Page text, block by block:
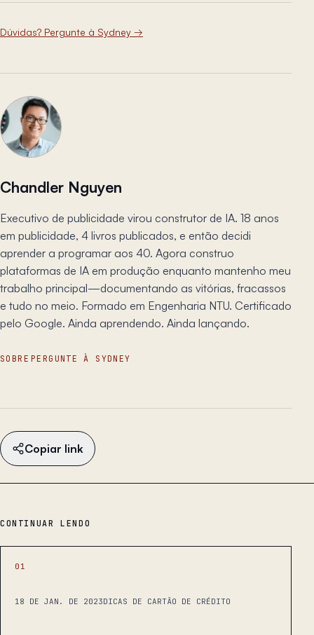
Dúvidas? Pergunte à Sydney →
Chandler Nguyen
Executivo de publicidade virou construtor de IA. 18 anos
em publicidade, 4 livros publicados, e então decidi
aprender a programar aos 40. Agora construo
plataformas de IA em produção enquanto mantenho meu
trabalho principal—documentando as vitórias, fracassos
e tudo no meio. Formado em Engenharia NTU. Certificado
pelo Google. Ainda aprendendo. Ainda lançando.
SOBRE PERGUNTE À SYDNEY
Copiar link
CONTINUAR LENDO
01
18 DE JAN. DE 2023DICAS DE CARTÃO DE CRÉDITO